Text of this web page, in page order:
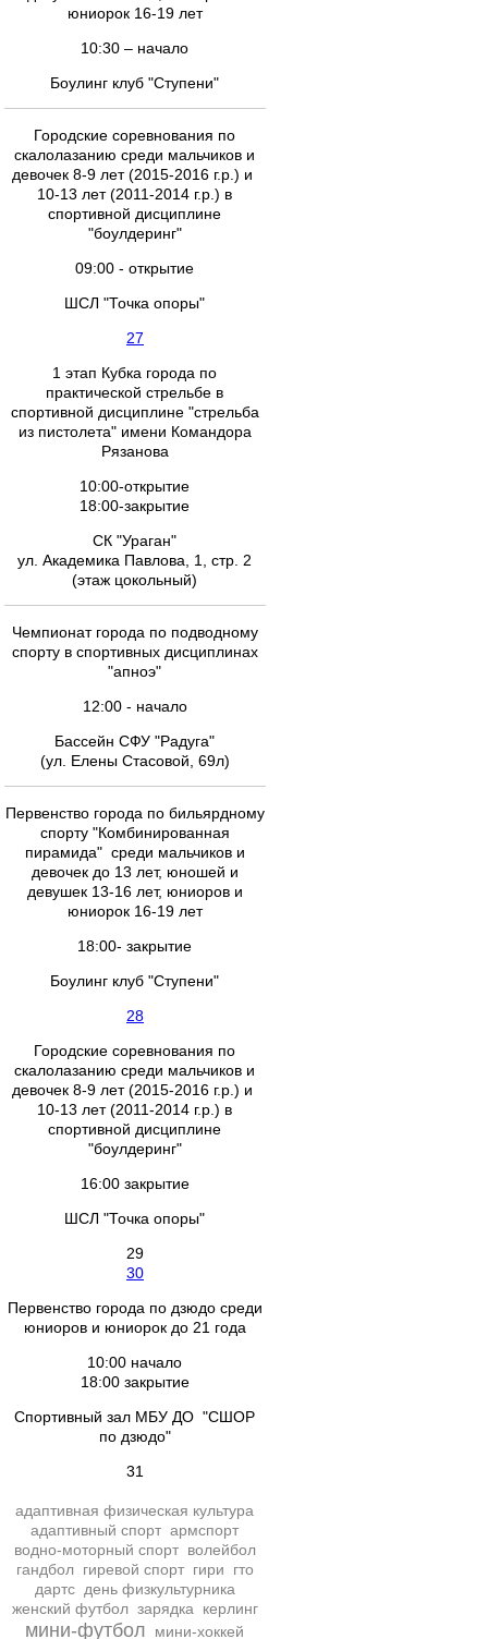
юниорок 16-19 лет
10:30 – начало
Боулинг клуб "Ступени"
Городские соревнования по
скалолазанию среди мальчиков и
девочек 8-9 лет (2015-2016 г.р.) и
10-13 лет (2011-2014 г.р.) в
спортивной дисциплине
"боулдеринг"
09:00 - открытие
ШСЛ "Точка опоры"
27
1 этап Кубка города по
практической стрельбе в
спортивной дисциплине "стрельба
из пистолета" имени Командора
Рязанова
10:00-открытие
18:00-закрытие
СК "Ураган"
ул. Академика Павлова, 1, стр. 2
(этаж цокольный)
Чемпионат города по подводному
спорту в спортивных дисциплинах
"апноэ"
12:00 - начало
Бассейн СФУ "Радуга"
(ул. Елены Стасовой, 69л)
Первенство города по бильярдному
спорту "Комбинированная
пирамида" среди мальчиков и
девочек до 13 лет, юношей и
девушек 13-16 лет, юниоров и
юниорок 16-19 лет
18:00- закрытие
Боулинг клуб "Ступени"
28
Городские соревнования по
скалолазанию среди мальчиков и
девочек 8-9 лет (2015-2016 г.р.) и
10-13 лет (2011-2014 г.р.) в
спортивной дисциплине
"боулдеринг"
16:00 закрытие
ШСЛ "Точка опоры"
29
30
Первенство города по дзюдо среди
юниоров и юниорок до 21 года
10:00 начало
18:00 закрытие
Спортивный зал МБУ ДО "СШОР
по дзюдо"
31
адаптивная физическая культура
адаптивный спорт армспорт
водно-моторный спорт волейбол
гандбол гиревой спорт гири
гто
дартс день физкультурника
женский футбол зарядка керлинг
мини-футбол
мини-хоккей